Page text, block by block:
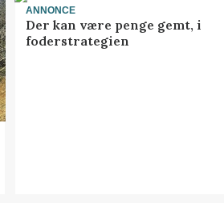
ANNONCE
Der kan være penge gemt, i
foderstrategien